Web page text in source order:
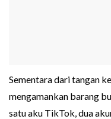
Sementara dari tangan
mengamankan barang
satu aku TikTok, dua